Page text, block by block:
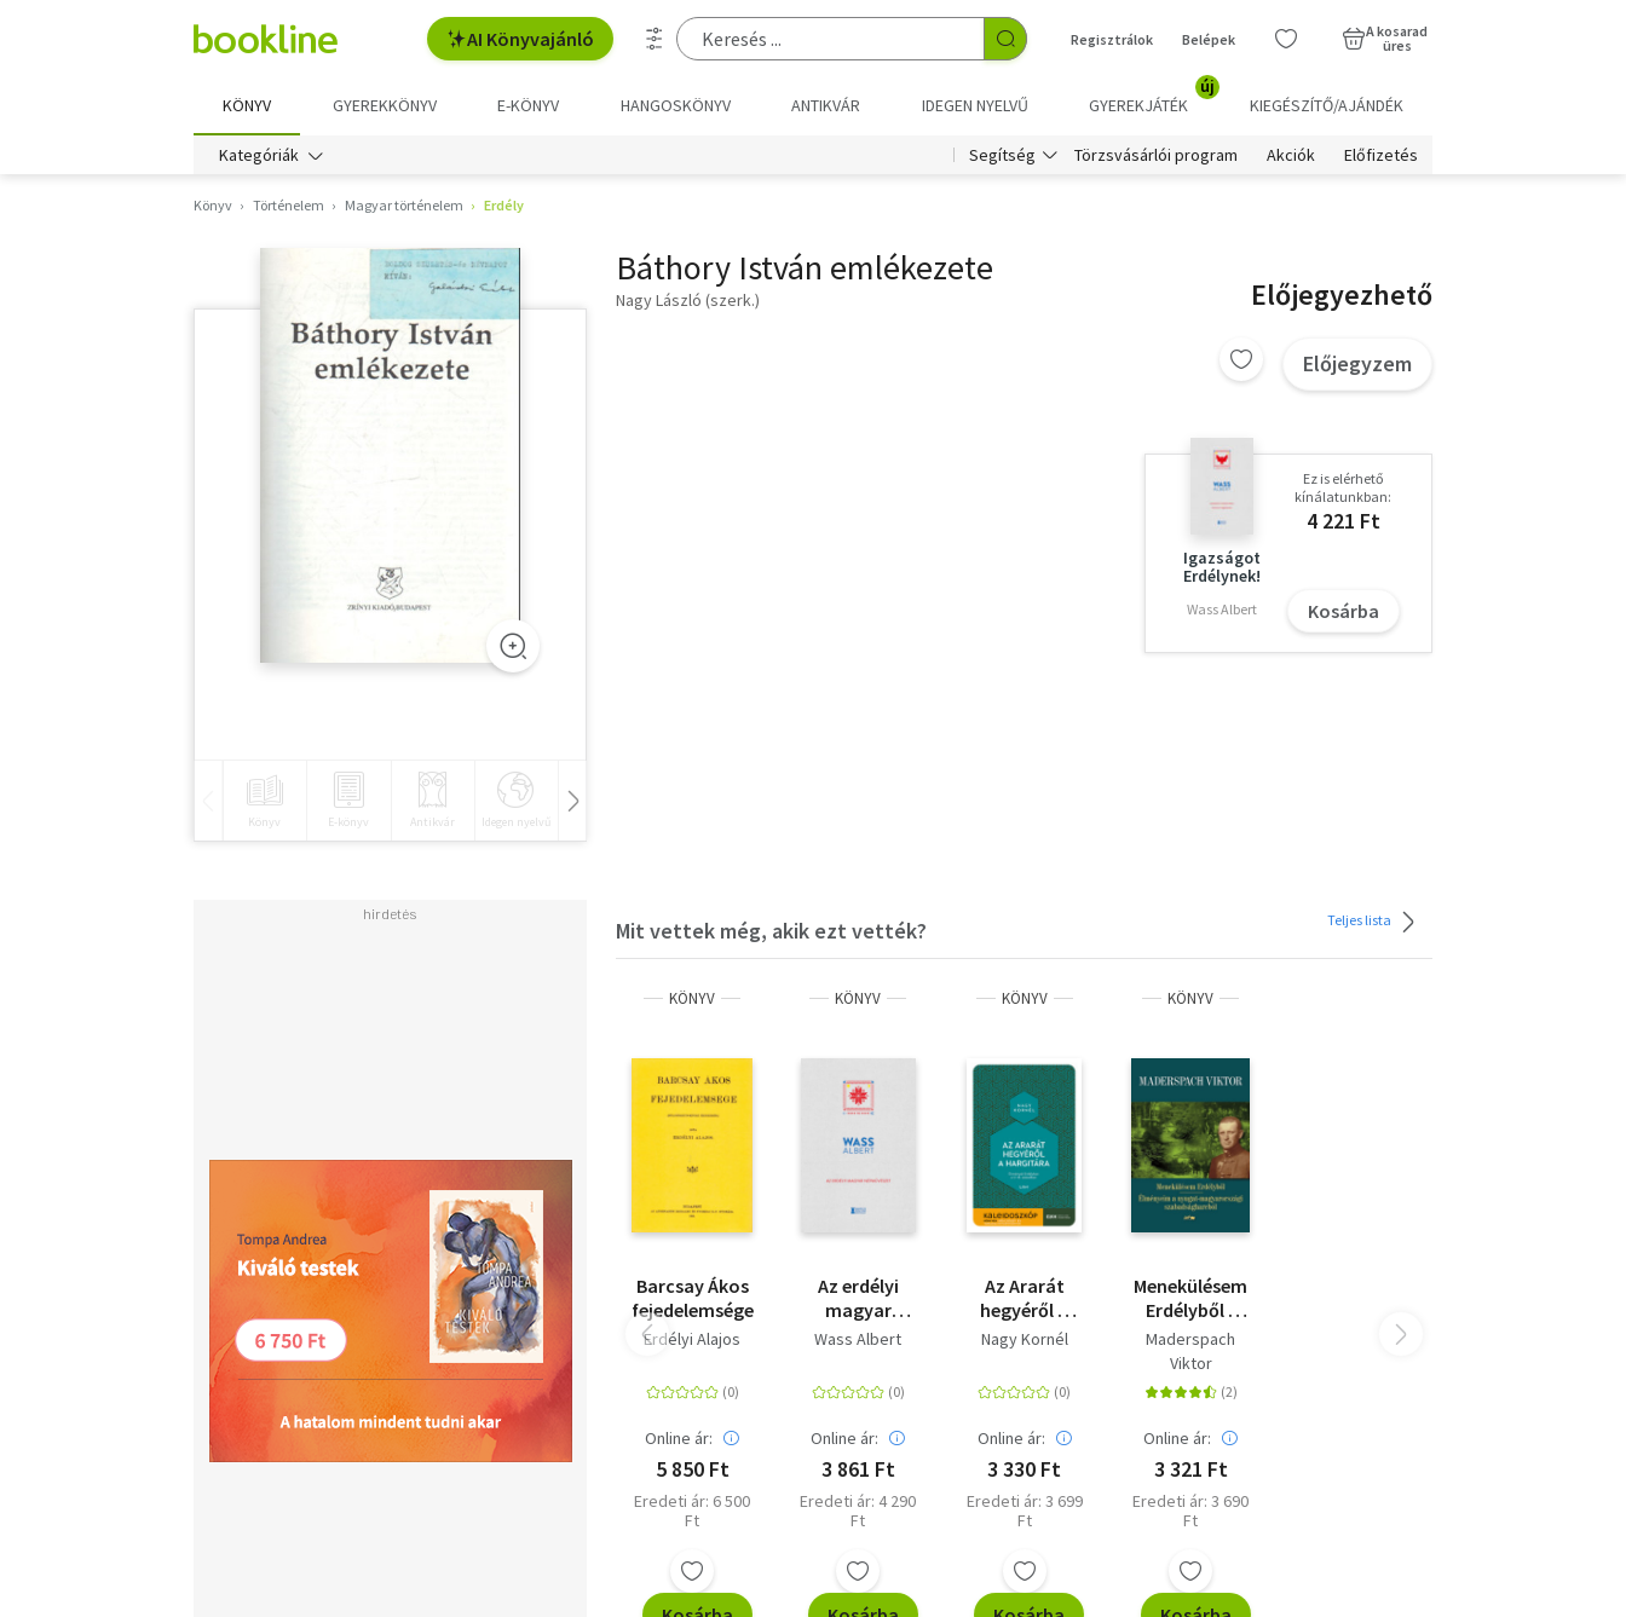
AI Könyvajánló Regisztrálok Belépek
A kosarad
üres
KÖNYV GYEREKKÖNYV E-KÖNYV HANGOSKÖNYV ANTIKVÁR IDEGEN NYELVŰ GYEREKJÁTÉK
új
KIEGÉSZÍTŐ/AJÁNDÉK
Kategóriák Segítség Törzsvásárlói program Akciók Előfizetés
Könyv Történelem Magyar történelem Erdély
Könyv E-könyv Antikvár Idegen nyelvű
Báthory István emlékezete
Nagy László (szerk.) Előjegyezhető
Előjegyzem
Igazságot
Erdélynek!
Wass Albert
Ez is elérhető
kínálatunkban:
4 221 Ft
Kosárba
Mit vettek még, akik ezt vették? Teljes lista
KÖNYV
Barcsay Ákos
fejedelemsége
Erdélyi Alajos
Online ár:
5 850 Ft
Eredeti ár: 6 500
Ft
KÖNYV
Az erdélyi
magyar
népművészet
Wass Albert
Online ár:
3 861 Ft
Eredeti ár: 4 290
Ft
KÖNYV
Az Ararát
hegyéről a
Hargitára -
Erdélyben a
17-18.
században
Nagy Kornél
Online ár:
3 330 Ft
Eredeti ár: 3 699
Ft
KÖNYV
Menekülésem
Erdélyből -
Élményeim a
nyugat-
magyarországi
szabadságharcból
Maderspach
Viktor
Online ár:
3 321 Ft
Eredeti ár: 3 690
Ft